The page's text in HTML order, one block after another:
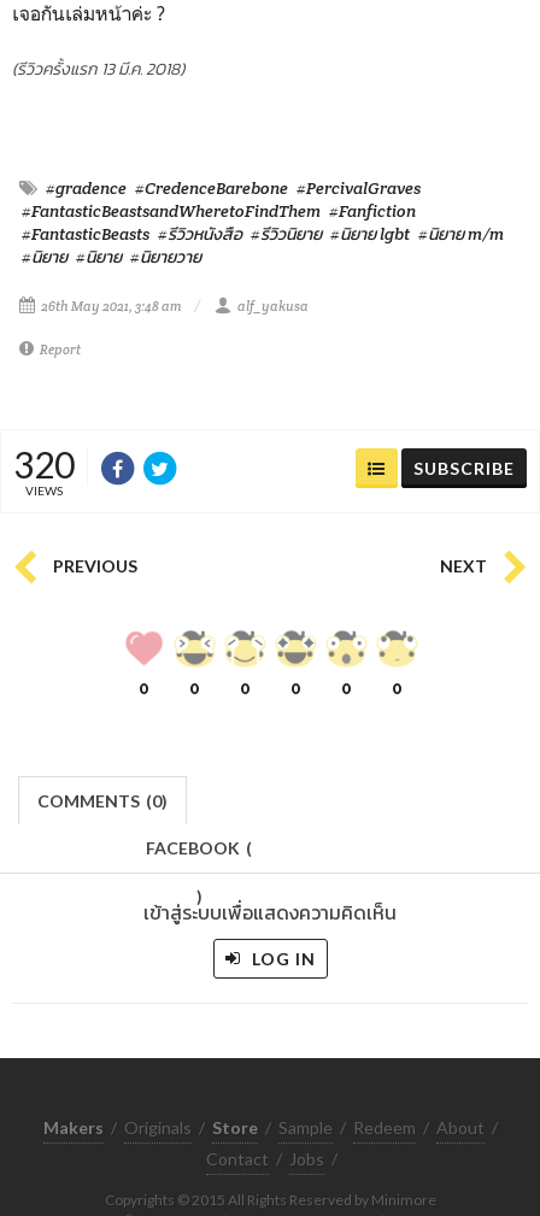
เจอกันเล่มหน้าค่ะ ?
(รีวิวครั้งแรก 13 มี.ค. 2018)
#gradence #CredenceBarebone #PercivalGraves
#FantasticBeastsandWheretoFindThem #Fanfiction
#FantasticBeasts #รีวิวหนังสือ #รีวิวนิยาย #นิยาย lgbt #นิยาย m/m
#นิยาย #นิยาย #นิยายวาย
26th May 2021, 3:48 am alf_yakusa
Report
320
VIEWS
SUBSCRIBE
PREVIOUS NEXT
0 0 0 0 0 0
COMMENTS (0)
FACEBOOK (
)
เข้าสู่ระบบเพื่อแสดงความคิดเห็น
LOG IN
Makers / Originals / Store / Sample / Redeem / About /
Contact / Jobs /
Copyrights © 2015 All Rights Reserved by Minimore